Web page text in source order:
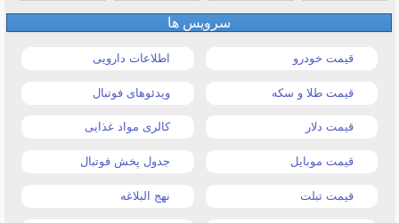
سرویس ها
قیمت خودرو اطلاعات دارویی
قیمت طلا و سکه ویدئوهای فوتبال
قیمت دلار کالری مواد غذایی
قیمت موبایل جدول پخش فوتبال
قیمت تبلت نهج البلاغه